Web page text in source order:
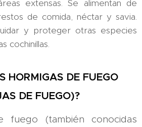
extensas. Se alimentan de
de comida, néctar y savia.
y proteger otras especies
cochinillas.
HORMIGAS DE FUEGO
DE FUEGO)?
fuego (también conocidas